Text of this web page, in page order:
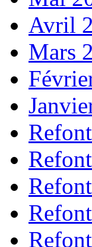
Avril
Mars